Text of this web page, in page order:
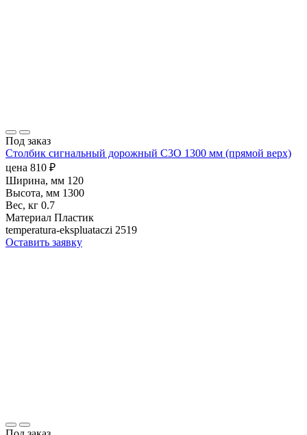
Под заказ
Столбик сигнальный дорожный С3О 1300 мм (прямой верх)
цена 810 ₽
Ширина, мм 120
Высота, мм 1300
Вес, кг 0.7
Материал Пластик
temperatura-ekspluataczi 2519
Оставить заявку